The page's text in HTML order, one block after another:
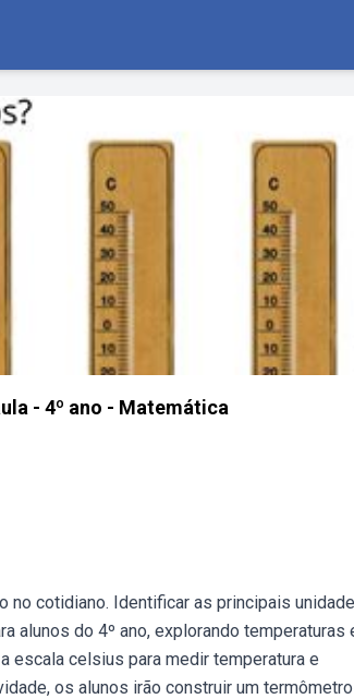
- 4º ano - Matemática
no cotidiano. Identificar as principais
alunos do 4º ano, explorando temperaturas
escala celsius para medir temperatura e
os alunos irão construir um termômetro